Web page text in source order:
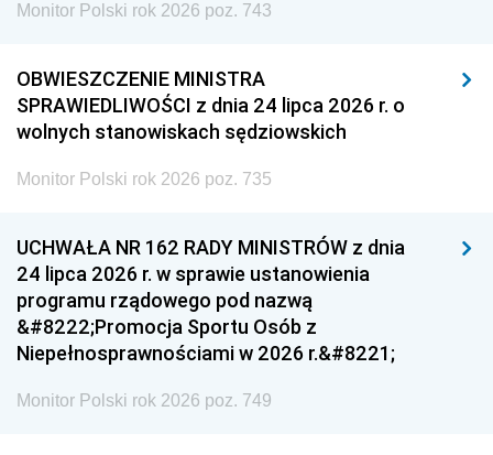
Monitor Polski rok 2026 poz. 743
OBWIESZCZENIE MINISTRA
SPRAWIEDLIWOŚCI z dnia 24 lipca 2026 r. o
wolnych stanowiskach sędziowskich
Monitor Polski rok 2026 poz. 735
UCHWAŁA NR 162 RADY MINISTRÓW z dnia
24 lipca 2026 r. w sprawie ustanowienia
programu rządowego pod nazwą
&#8222;Promocja Sportu Osób z
Niepełnosprawnościami w 2026 r.&#8221;
Monitor Polski rok 2026 poz. 749